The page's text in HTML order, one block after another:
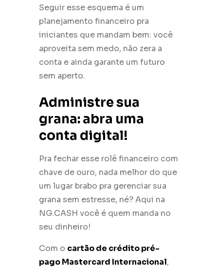
Seguir esse esquema é um
planejamento financeiro pra
iniciantes que mandam bem: você
aproveita sem medo, não zera a
conta e ainda garante um futuro
sem aperto.
Administre sua
grana: abra uma
conta digital!
Pra fechar esse rolê financeiro com
chave de ouro, nada melhor do que
um lugar brabo pra gerenciar sua
grana sem estresse, né? Aqui na
NG.CASH você é quem manda no
seu dinheiro!
Com o cartão de crédito pré-
pago Mastercard Internacional,